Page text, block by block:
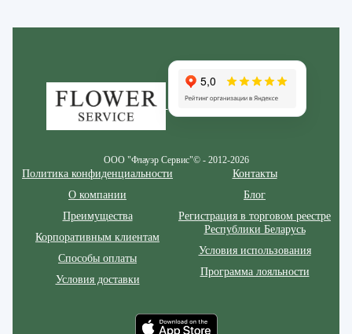
ООО "Флауэр Сервис"© - 2012-2026
Политика конфиденциальности
О компании
Преимущества
Корпоративным клиентам
Способы оплаты
Условия доставки
Контакты
Блог
Регистрация в торговом реестре
Республики Беларусь
Условия использования
Программа лояльности